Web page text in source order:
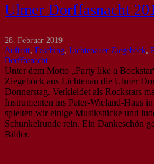
Ulmer Dorffasnacht
28. Februar 2019
Auftritt, Fasching, Lichtenauer Ziegeböck,
Dorffasnacht
Unter dem Motto „Party like a
Ziegeböck aus Lichtenau die Ulmer
Donnerstag. Verkleidet als Rockstars
Instrumenten ins Pater-Wieland-Haus
spielten wir einige Musikstücke und
Schunkelrunde rein. Ein Dankeschön
Bilder.